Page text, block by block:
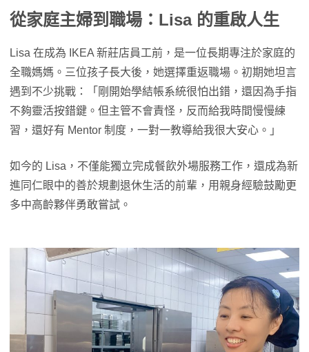
從家庭主婦到職場：Lisa 的重啟人生
Lisa 在成為 IKEA 新莊店員工前，是一位長期專注於家庭的
全職媽媽。三位孩子長大後，她選擇重返職場。初期她坦言
遇到不少挑戰：「剛開始學結帳系統很怕出錯，還因為手指
不夠靈活按錯鍵。但主管不會責怪，反而給我時間慢慢練
習，還好有 Mentor 制度，一對一教導給我很大安心。」
如今的 Lisa，不僅能獨立完成餐飲外場服務工作，還成為新
進同仁眼中的善於規劃退休生活的前輩，用親身經驗鼓勵更
多中高齡夥伴勇敢嘗試。